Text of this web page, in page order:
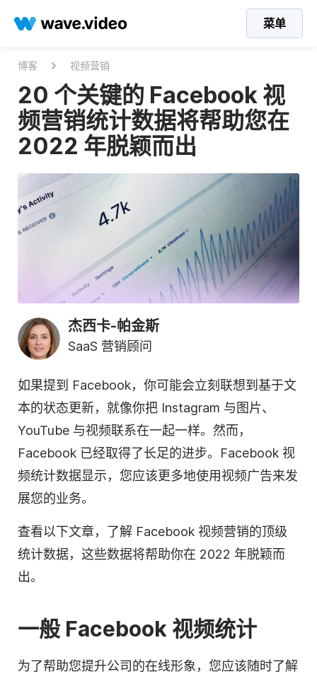
菜单
博客 视频营销
20 个关键的 Facebook 视
频营销统计数据将帮助您在
2022 年脱颖而出
杰西卡-帕金斯
SaaS 营销顾问
如果提到 Facebook，你可能会立刻联想到基于文
本的状态更新，就像你把 Instagram 与图片、
YouTube 与视频联系在一起一样。然而，
Facebook 已经取得了长足的进步。Facebook 视
频统计数据显示，您应该更多地使用视频广告来发
展您的业务。
查看以下文章，了解 Facebook 视频营销的顶级
统计数据，这些数据将帮助你在 2022 年脱颖而
出。
一般 Facebook 视频统计
为了帮助您提升公司的在线形象，您应该随时了解